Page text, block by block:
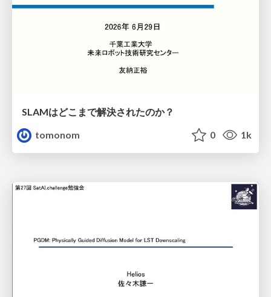
SLAMはどこまで解決されたのか？
tomonom
0 1k